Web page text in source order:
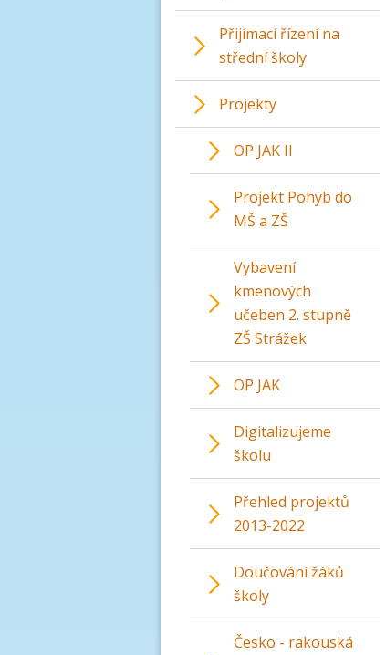
Přijímací řízení na
střední školy
Projekty
OP JAK II
Projekt Pohyb do
MŠ a ZŠ
Vybavení
kmenových
učeben 2. stupně
ZŠ Strážek
OP JAK
Digitalizujeme
školu
Přehled projektů
2013-2022
Doučování žáků
školy
Česko - rakouská